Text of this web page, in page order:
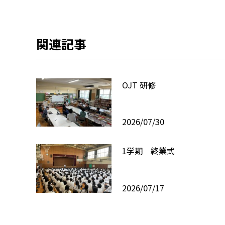
関連記事
OJT 研修
2026/07/30
1学期 終業式
2026/07/17